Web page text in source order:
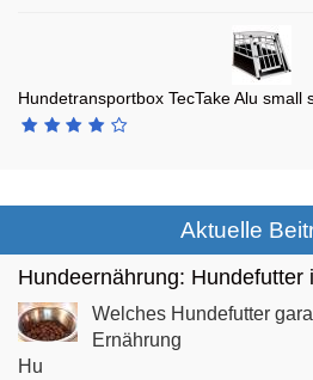
Hundetransportbox TecTake Alu small
Aktuelle
Hundeernährung: Hundefutter
Welches Hundefutter
Ernährung
Hu